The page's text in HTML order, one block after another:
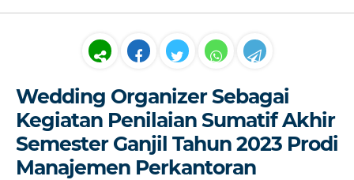
Wedding Organizer Sebagai
Kegiatan Penilaian Sumatif Akhir
Semester Ganjil Tahun 2023 Prodi
Manajemen Perkantoran